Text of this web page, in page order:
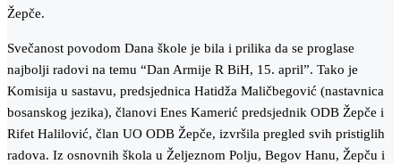
Žepče.
Svečanost povodom Dana škole je bila i prilika da se proglase
najbolji radovi na temu “Dan Armije R BiH, 15. april”. Tako je
Komisija u sastavu, predsjednica Hatidža Maličbegović (nastavnica
bosanskog jezika), članovi Enes Kamerić predsjednik ODB Žepče i
Rifet Halilović, član UO ODB Žepče, izvršila pregled svih pristiglih
radova. Iz osnovnih škola u Željeznom Polju, Begov Hanu, Žepču i